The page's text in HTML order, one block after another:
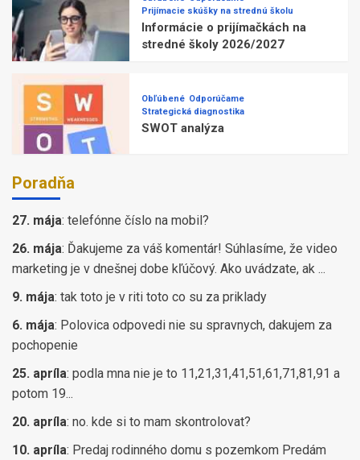
Prijímacie skúšky na strednú školu
Informácie o prijímačkách na
stredné školy 2026/2027
Obľúbené Odporúčame
Strategická diagnostika
SWOT analýza
Poradňa
27. mája: telefónne číslo na mobil?
26. mája: Ďakujeme za váš komentár! Súhlasíme, že video
marketing je v dnešnej dobe kľúčový. Ako uvádzate, ak ...
9. mája: tak toto je v riti toto co su za priklady
6. mája: Polovica odpovedi nie su spravnych, dakujem za
pochopenie
25. apríla: podla mna nie je to 11,21,31,41,51,61,71,81,91 a
potom 19...
20. apríla: no. kde si to mam skontrolovat?
10. apríla: Predaj rodinného domu s pozemkom Predám